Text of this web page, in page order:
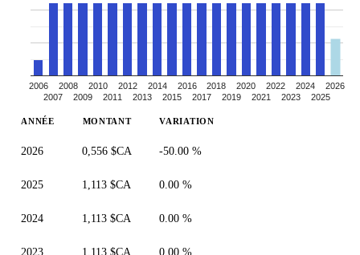
2006
2007
2008
2009
2010
2011
2012
2013
2014
2015
2016
2017
2018
2019
2020
2021
2022
2023
2024
2025
2026
ANNÉE MONTANT VARIATION
2026 0,556 $CA -50.00 %
2025 1,113 $CA 0.00 %
2024 1,113 $CA 0.00 %
2023 1,113 $CA 0.00 %